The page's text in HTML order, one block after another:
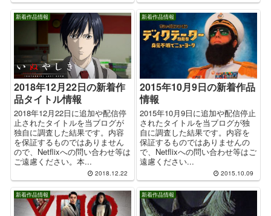
新着作品情報
2018年12月22日の新着作
品タイトル情報
2018年12月22日に追加や配信停
止されたタイトルを当ブログが
独自に調査した結果です。内容
を保証するものではありません
ので、Netflixへの問い合わせ等は
ご遠慮ください。本...
2018.12.22
新着作品情報
2015年10月9日の新着作品
情報
2015年10月9日に追加や配信停止
されたタイトルを当ブログが独
自に調査した結果です。内容を
保証するものではありませんの
で、Netflixへの問い合わせ等はご
遠慮ください...
2015.10.09
新着作品情報 新着作品情報